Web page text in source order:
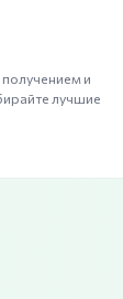
и
лучшие